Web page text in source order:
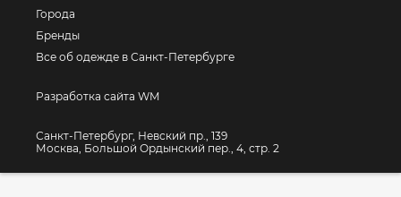
Города
Бренды
Все об одежде в Санкт-Петербурге
Разработка сайта WM
Санкт-Петербург, Невский пр., 139
Москва, Большой Ордынский пер., 4, стр. 2